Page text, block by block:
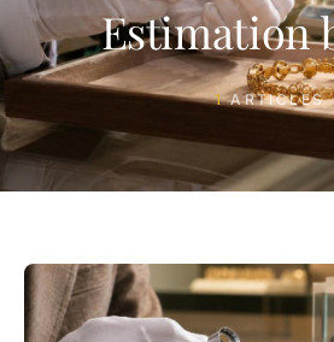
Estimation
1ARTICLES